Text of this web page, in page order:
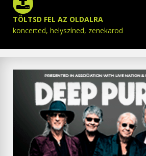
TÖLTSD FEL AZ OLDALRA
koncerted, helyszíned, zenekarod